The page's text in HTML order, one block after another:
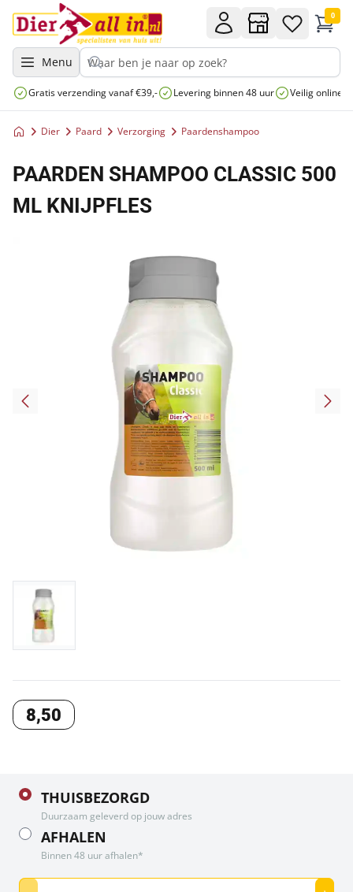
Menu
0
Gratis verzending vanaf €39,- Levering binnen 48 uur Veilig online
Dier Paard Verzorging Paardenshampoo
PAARDEN SHAMPOO CLASSIC 500
ML KNIJPFLES
8,50
THUISBEZORGD
Duurzaam geleverd op jouw adres
AFHALEN
Binnen 48 uur afhalen*